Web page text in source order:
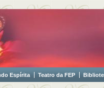
Espírita Teatro da FEP